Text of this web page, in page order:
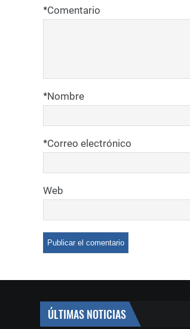
Comentario
*
Nombre
*
Correo electrónico
*
Web
ÚLTIMAS NOTICIAS